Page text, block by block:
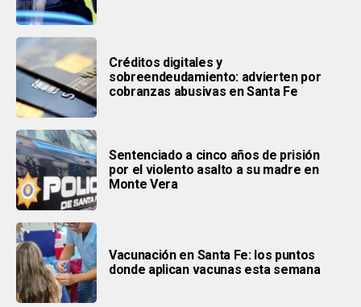
Créditos digitales y
sobreendeudamiento: advierten por
cobranzas abusivas en Santa Fe
Sentenciado a cinco años de prisión
por el violento asalto a su madre en
Monte Vera
Vacunación en Santa Fe: los puntos
donde aplican vacunas esta semana